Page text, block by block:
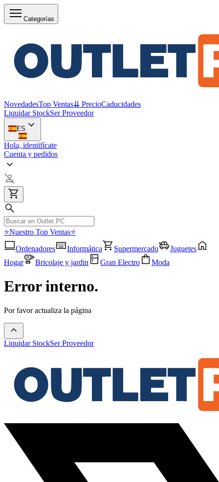
Categorías
NovedadesTop Ventas⇊ PrecioCaducidades
Liquidar StockSer Proveedor
ES
Hola, identifícate
Cuenta y pedidos
⭐Nuestro Top Ventas⭐
Ordenadores
Informática Supermercado
Juguetes
Hogar
Bricolaje y jardin Gran Electro Moda
Error interno.
Por favor actualiza la página
Liquidar StockSer Proveedor